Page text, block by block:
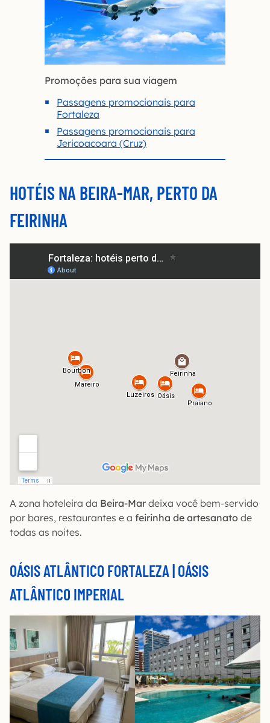
Promoções para sua viagem
Passagens promocionais para
Fortaleza
Passagens promocionais para
Jericoacoara (Cruz)
HOTÉIS NA BEIRA-MAR, PERTO DA
FEIRINHA
A zona hoteleira da Beira-Mar deixa você bem-servido
por bares, restaurantes e a feirinha de artesanato de
todas as noites.
OÁSIS ATLÂNTICO FORTALEZA | OÁSIS
ATLÂNTICO IMPERIAL